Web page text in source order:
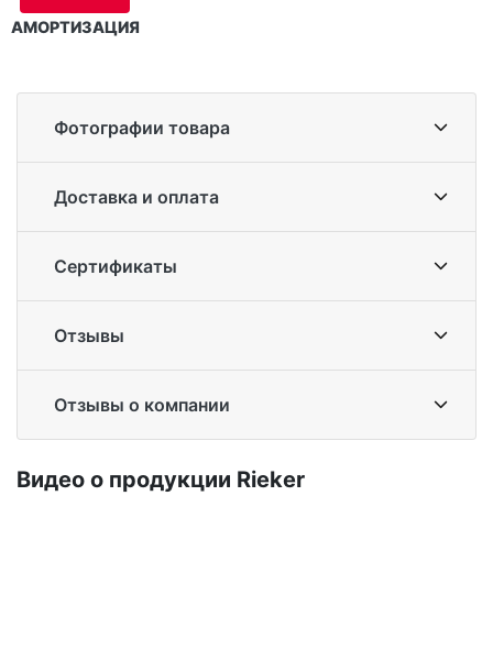
АМОРТИЗАЦИЯ
Фотографии товара
Доставка и оплата
Сертификаты
Отзывы
Отзывы о компании
Ви­део о про­дук­ции Ri­eker